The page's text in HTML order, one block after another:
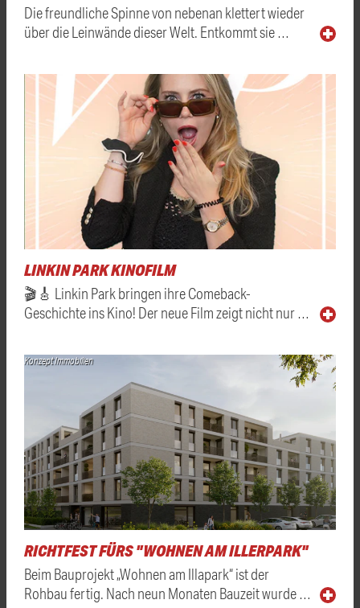
Die freundliche Spinne von nebenan klettert wieder
über die Leinwände dieser Welt. Entkommt sie …
LINKIN PARK KINOFILM
🎬🎸 Linkin Park bringen ihre Comeback-
Geschichte ins Kino! Der neue Film zeigt nicht nur …
Konzept Immobilien
RICHTFEST FÜRS "WOHNEN AM ILLERPARK"
Beim Bauprojekt „Wohnen am Illapark“ ist der
Rohbau fertig. Nach neun Monaten Bauzeit wurde …